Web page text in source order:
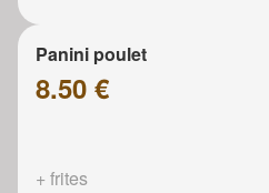
Panini poulet
8.50 €
+ frites